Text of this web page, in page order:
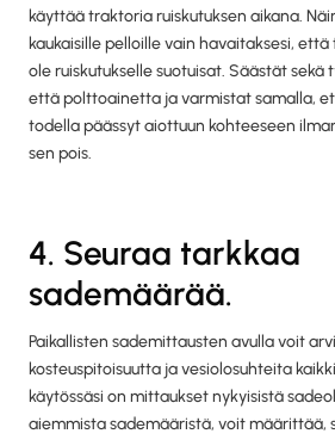
käyttää traktoria ruiskutuksen aikana.
kaukaisille pelloille vain havaitaksesi,
ole ruiskutukselle suotuisat. Säästät sekä
että polttoainetta ja varmistat samalla,
todella päässyt aiottuun kohteeseen
sen pois.
4. Seuraa tarkkaa
sademäärää.
Paikallisten sademittausten avulla voit
kosteuspitoisuutta ja vesiolosuhteita
käytössäsi on mittaukset nykyisistä
aiemmista sademääristä, voit määrittää,